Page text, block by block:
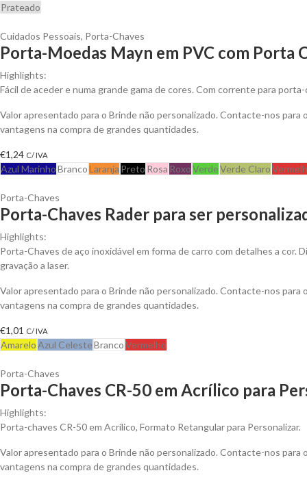
Prateado
Cuidados Pessoais, Porta-Chaves
Porta-Moedas Mayn em PVC com Porta
Highlights:
Fácil de aceder e numa grande gama de cores. Com corrente para
Valor apresentado para o Brinde não personalizado. Contacte-nos para
vantagens na compra de grandes quantidades.
€1,24 C/ IVA
Azul MarinhoBrancoLaranja Preto Rosa RoxoVerdeVerde Claro
Porta-Chaves
Porta-Chaves Rader para ser
Highlights:
Porta-Chaves de aço inoxidável em forma de carro com detalhes a cor.
gravação a laser.
Valor apresentado para o Brinde não personalizado. Contacte-nos para
vantagens na compra de grandes quantidades.
€1,01 C/ IVA
AmareloAzul CelesteBrancoVermelho
Porta-Chaves
Porta-Chaves CR-50 em Acrílico para
Highlights:
Porta-chaves CR-50 em Acrílico, Formato Retangular para Personalizar.
Valor apresentado para o Brinde não personalizado. Contacte-nos para
vantagens na compra de grandes quantidades.